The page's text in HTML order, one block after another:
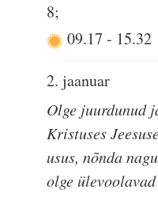
8;
09.17- 15.32
2. jaanuar
Olge juurdunud
Kristuses
usus, nõnda
olge